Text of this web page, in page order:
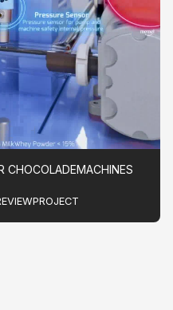
CHOCOLADEMACHINES